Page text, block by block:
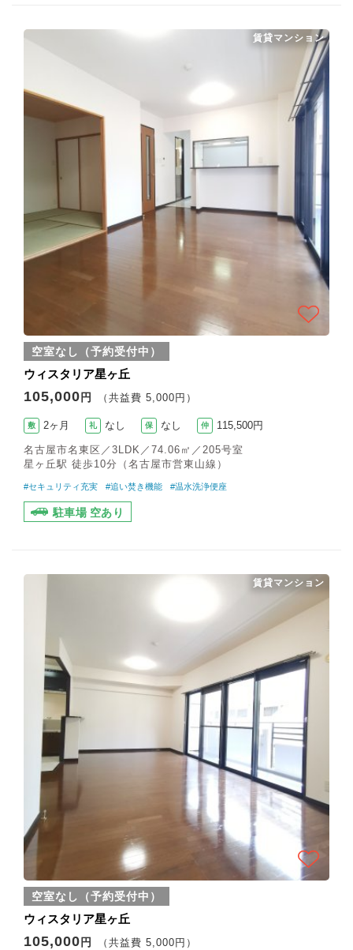
空室なし（予約受付中）
ウィスタリア星ヶ丘
105,000 円 （共益費 5,000円）
敷 2ヶ月 礼 なし 保 なし 仲 115,500円
名古屋市名東区／3LDK／74.06㎡／205号室
星ヶ丘駅 徒歩10分（名古屋市営東山線）
賃貸マンション
#セキュリティ充実 #追い焚き機能 #温水洗浄便座
駐車場 空あり
空室なし（予約受付中）
ウィスタリア星ヶ丘
105,000 円 （共益費 5,000円）
賃貸マンション